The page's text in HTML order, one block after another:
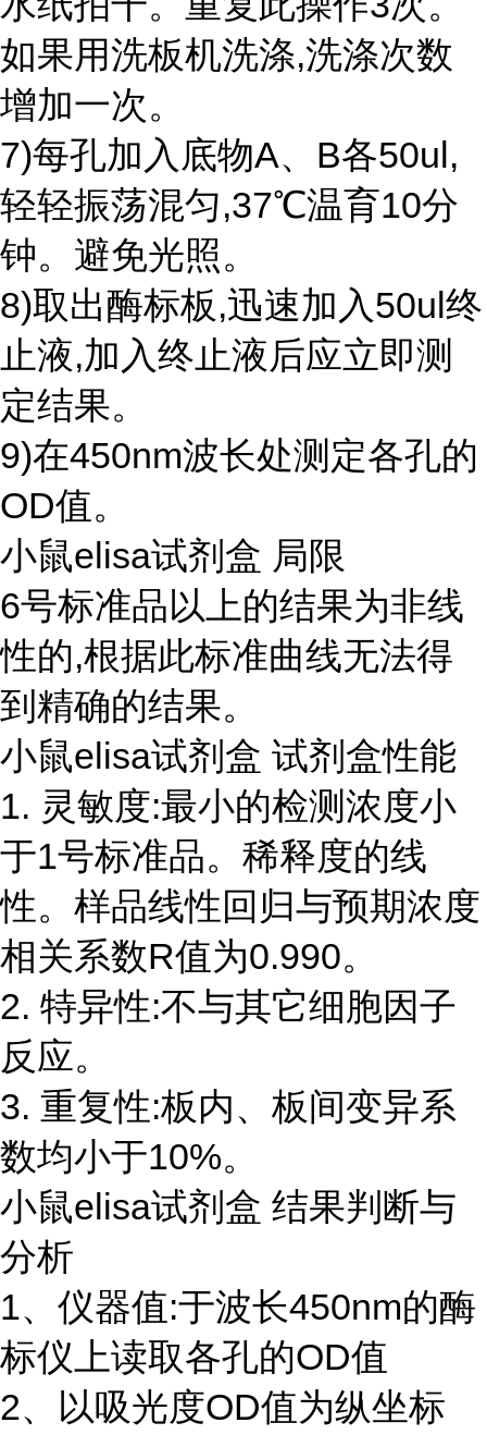
如果用洗板机洗涤,洗涤次数
增加一次。
7)每孔加入底物A、B各50ul,
轻轻振荡混匀,37℃温育10分
钟。避免光照。
8)取出酶标板,迅速加入50ul终
止液,加入终止液后应立即测
定结果。
9)在450nm波长处测定各孔的
OD值。
小鼠elisa试剂盒 局限
6号标准品以上的结果为非线
性的,根据此标准曲线无法得
到精确的结果。
小鼠elisa试剂盒 试剂盒性能
1. 灵敏度:最小的检测浓度小
于1号标准品。稀释度的线
性。样品线性回归与预期浓度
相关系数R值为0.990。
2. 特异性:不与其它细胞因子
反应。
3. 重复性:板内、板间变异系
数均小于10%。
小鼠elisa试剂盒 结果判断与
分析
1、仪器值:于波长450nm的酶
标仪上读取各孔的OD值
2、以吸光度OD值为纵坐标